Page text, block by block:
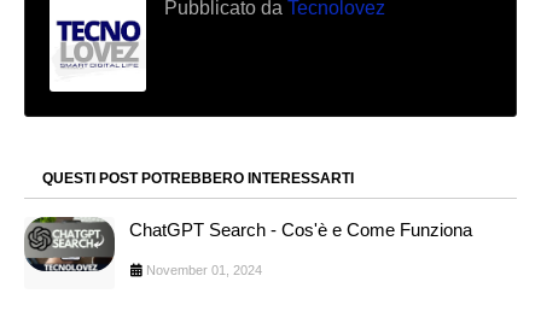
Pubblicato da Tecnolovez
QUESTI POST POTREBBERO INTERESSARTI
ChatGPT Search - Cos'è e Come Funziona
November 01, 2024